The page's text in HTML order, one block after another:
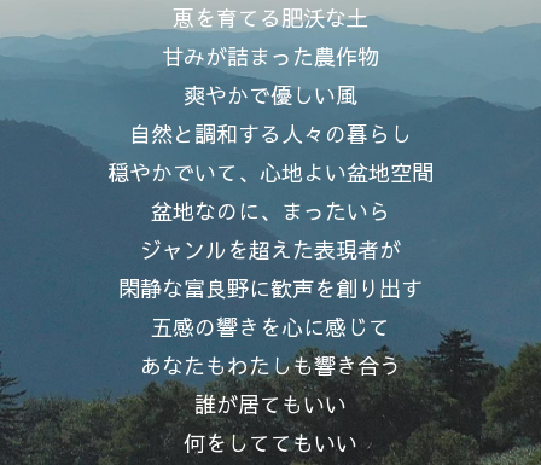
恵を育てる肥沃な土
甘みが詰まった農作物
爽やかで優しい風
自然と調和する人々の暮らし
穏やかでいて、心地よい盆地空間
盆地なのに、まったいら
ジャンルを超えた表現者が
閑静な富良野に歓声を創り出す
五感の響きを心に感じて
あなたもわたしも響き合う
誰が居てもいい
何をしててもいい